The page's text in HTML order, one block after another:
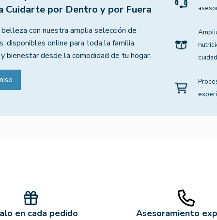
Cuidarte por Dentro y por Fuera
con nuestra amplia selección de
disponibles online para toda la familia,
bienestar desde la comodidad de tu hogar.
en cada pedido Asesoramiento